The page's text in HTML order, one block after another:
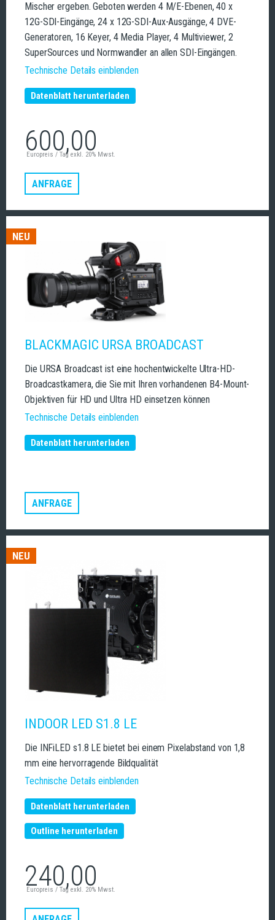
Mischer ergeben. Geboten werden 4 M/E-Ebenen, 40 x
12G-SDI-Eingänge, 24 x 12G-SDI-Aux-Ausgänge, 4 DVE-
Generatoren, 16 Keyer, 4 Media Player, 4 Multiviewer, 2
SuperSources und Normwandler an allen SDI-Eingängen.
Technische Details einblenden
Datenblatt herunterladen
600,00
Europreis / Tag exkl. 20% Mwst.
ANFRAGE
BLACKMAGIC URSA BROADCAST
Die URSA Broadcast ist eine hochentwickelte Ultra-HD-
Broadcastkamera, die Sie mit Ihren vorhandenen B4-Mount-
Objektiven für HD und Ultra HD einsetzen können
Technische Details einblenden
Datenblatt herunterladen
ANFRAGE
NEU
INDOOR LED S1.8 LE
Die INFiLED s1.8 LE bietet bei einem Pixelabstand von 1,8
mm eine hervorragende Bildqualität
Technische Details einblenden
Datenblatt herunterladen
Outline herunterladen
240,00
Europreis / Tag exkl. 20% Mwst.
NEU